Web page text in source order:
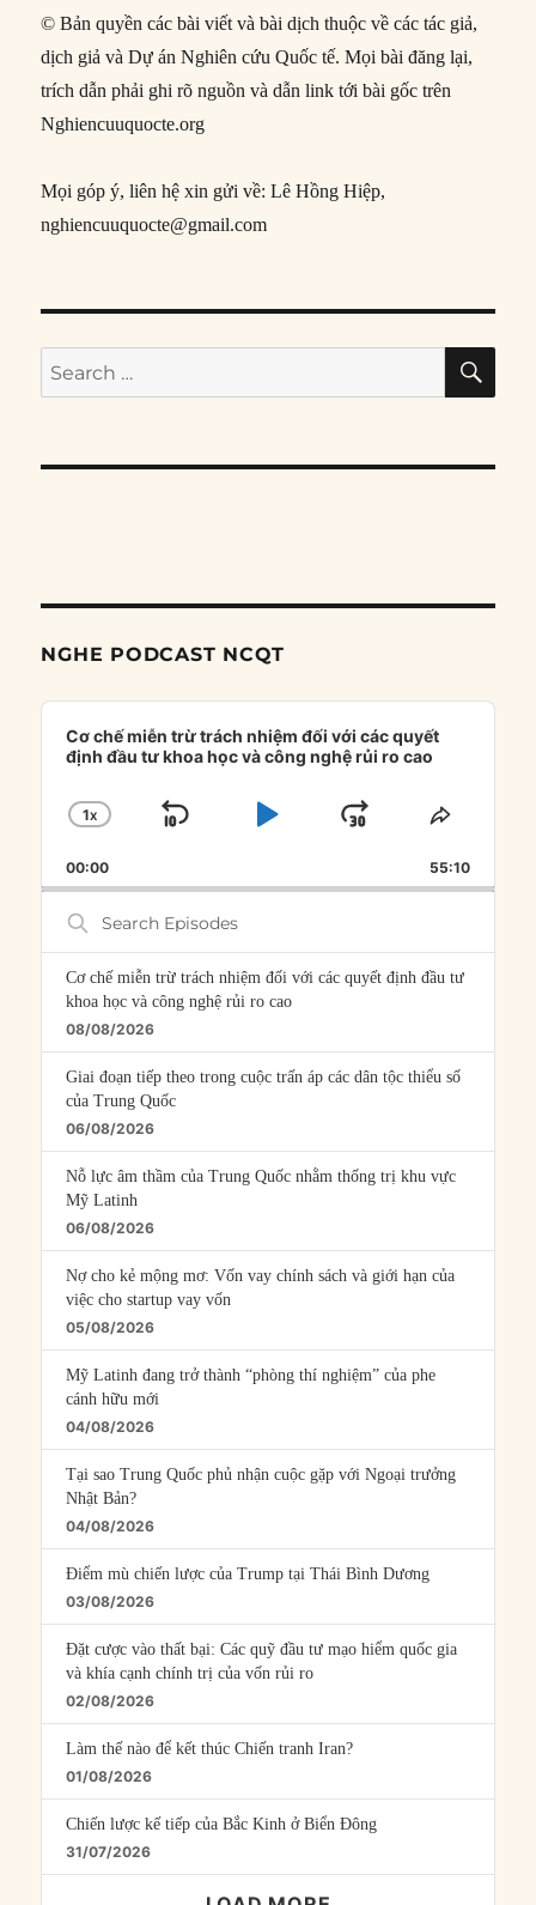
© Bản quyền các bài viết và bài dịch thuộc về các tác giả,
dịch giả và Dự án Nghiên cứu Quốc tế. Mọi bài đăng lại,
trích dẫn phải ghi rõ nguồn và dẫn link tới bài gốc trên
Nghiencuuquocte.org
Mọi góp ý, liên hệ xin gửi về: Lê Hồng Hiệp,
nghiencuuquocte@gmail.com
Search
for:
NGHE PODCAST NCQT
Audio
Player
Cơ chế miễn trừ trách nhiệm đối với các quyết
định đầu tư khoa học và công nghệ rủi ro cao
CHANGE
RATE
1X
SKIP
PLAYJUMP
FORWARD
SHARE
00:00 55:10
Search
Episodes
Cơ chế miễn trừ trách nhiệm đối với các quyết định đầu tư
khoa học và công nghệ rủi ro cao
08/08/2026
Giai đoạn tiếp theo trong cuộc trấn áp các dân tộc thiểu số
của Trung Quốc
06/08/2026
Nỗ lực âm thầm của Trung Quốc nhằm thống trị khu vực
Mỹ Latinh
06/08/2026
Nợ cho kẻ mộng mơ: Vốn vay chính sách và giới hạn của
việc cho startup vay vốn
05/08/2026
Mỹ Latinh đang trở thành “phòng thí nghiệm” của phe
cánh hữu mới
04/08/2026
Tại sao Trung Quốc phủ nhận cuộc gặp với Ngoại trưởng
Nhật Bản?
04/08/2026
Điểm mù chiến lược của Trump tại Thái Bình Dương
03/08/2026
Đặt cược vào thất bại: Các quỹ đầu tư mạo hiểm quốc gia
và khía cạnh chính trị của vốn rủi ro
02/08/2026
Làm thế nào để kết thúc Chiến tranh Iran?
01/08/2026
Chiến lược kế tiếp của Bắc Kinh ở Biển Đông
31/07/2026